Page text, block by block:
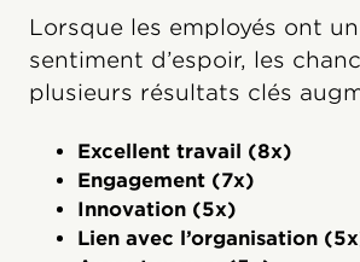
Lorsque les employés ont
sentiment d’espoir, les
plusieurs résultats clés
Excellent travail (8x)
Engagement (7x)
Innovation (5x)
Lien avec l’organisation